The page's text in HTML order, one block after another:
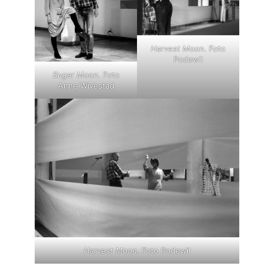
Sugar Moon. Foto
Anne Wivestad
Harvest Moon. Foto
Podewil
Harvest Moon. Foto Podewil